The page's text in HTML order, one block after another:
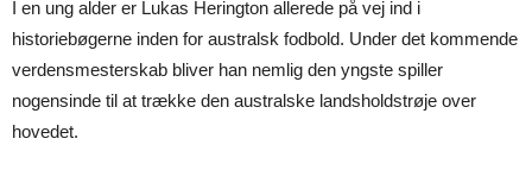
I en ung alder er Lukas Herington allerede på vej ind i
historiebøgerne inden for australsk fodbold. Under det kommende
verdensmesterskab bliver han nemlig den yngste spiller
nogensinde til at trække den australske landsholdstrøje over
hovedet.